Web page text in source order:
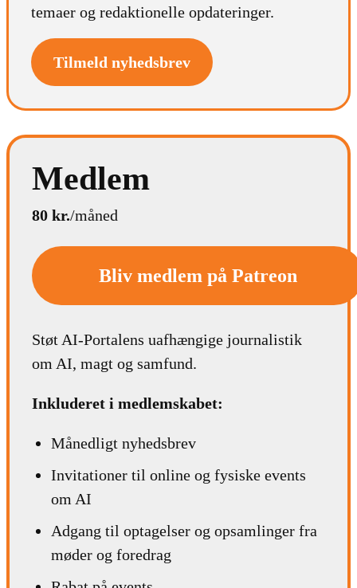
temaer og redaktionelle opdateringer.
Tilmeld nyhedsbrev
Medlem
80 kr./måned
Bliv medlem på Patreon
Støt AI-Portalens uafhængige journalistik
om AI, magt og samfund.
Inkluderet i medlemskabet:
Månedligt nyhedsbrev
Invitationer til online og fysiske events
om AI
Adgang til optagelser og opsamlinger fra
møder og foredrag